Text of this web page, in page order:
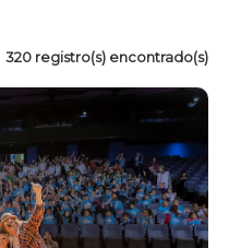
320 registro(s) encontrado(s)